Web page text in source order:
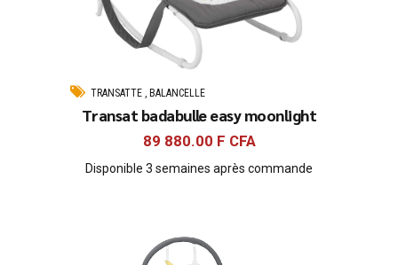
TRANSATTE , BALANCELLE
Transat badabulle easy moonlight
89 880.00 F CFA
Disponible 3 semaines après commande